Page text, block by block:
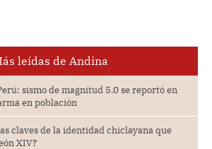
leídas de Andina
sismo de magnitud 5.0 se reportó en
en población
claves de la identidad chiclayana que
XIV?